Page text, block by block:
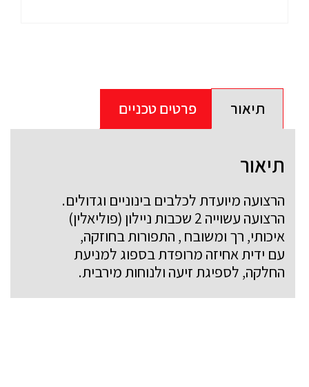
תיאור פרטים טכניים
תיאור
הרצועה מיועדת לכלבים בינוניים וגדולים.
הרצועה עשוייה 2 שכבות ניילון (פוליאלין)
איכותי, רך ומשובח , התפורות בחוזקה,
עם ידית אחיזה מרופדת בספוג למניעת
החלקה, לספיגת זיעה ולנוחות מירבית.